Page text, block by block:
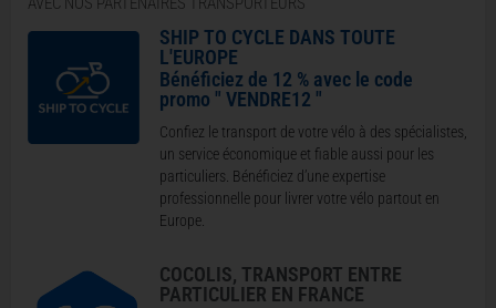
SHIP TO CYCLE DANS TOUTE
L'EUROPE
Bénéficiez de 12 % avec le code
promo " VENDRE12 "
Confiez le transport de votre vélo à des spécialistes,
un service économique et fiable aussi pour les
particuliers. Bénéficiez d’une expertise
professionnelle pour livrer votre vélo partout en
Europe.
COCOLIS, TRANSPORT ENTRE
PARTICULIER EN FRANCE